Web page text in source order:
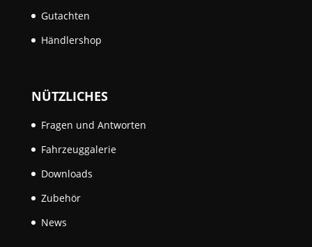
Gutachten
Händlershop
NÜTZLICHES
Fragen und Antworten
Fahrzeuggalerie
Downloads
Zubehör
News